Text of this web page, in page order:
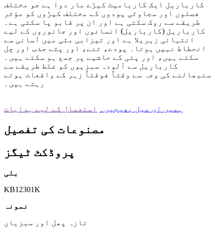
کارباریل ایک کاربامیٹ کیڑے مار دوا ہے جو مختلف
فصلوں اور سجاوٹی پودوں کے مختلف کیڑوں کو مؤثر
طریقے سے روک سکتی ہے اور ان پر قابو پا سکتی ہے۔
کارباریل (کارباریل) انسانوں اور جانوروں کے لیے
انتہائی زہریلا ہے اور تیزابی مٹی میں آسانی سے
انحطاط نہیں ہوتا۔ پودے، تنے، اور پتے جذب اور چل
سکتے ہیں، اور پتی کے حاشیے پر جمع ہو سکتے ہیں۔
کارباریل سے آلودہ سبزیوں کو غلط طریقے سے
سنبھالنے کی وجہ سے وقتاً فوقتاً زہر کے واقعات ہوتے
رہتے ہیں۔
ہمیں ای میل بھیجیں۔ استعمال کے لیے ہدایات
مصنوعات کی تفصیل
پروڈکٹ ٹیگز
بلی
KB12301K
نمونہ
تازہ پھل اور سبزیاں